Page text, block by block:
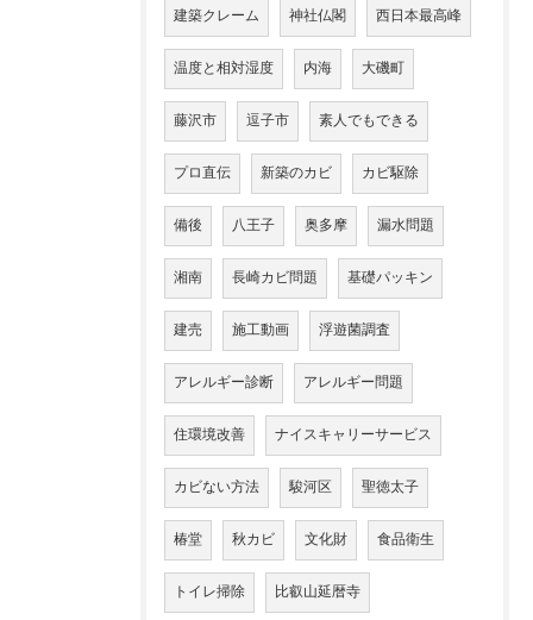
建築クレーム 神社仏閣 西日本最高峰
温度と相対湿度 内海 大磯町
藤沢市 逗子市 素人でもできる
プロ直伝 新築のカビ カビ駆除
備後 八王子 奥多摩 漏水問題
湘南 長崎カビ問題 基礎パッキン
建売 施工動画 浮遊菌調査
アレルギー診断 アレルギー問題
住環境改善 ナイスキャリーサービス
カビない方法 駿河区 聖徳太子
椿堂 秋カビ 文化財 食品衛生
トイレ掃除 比叡山延暦寺